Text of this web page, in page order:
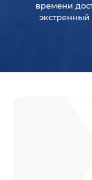
времени
экстренный